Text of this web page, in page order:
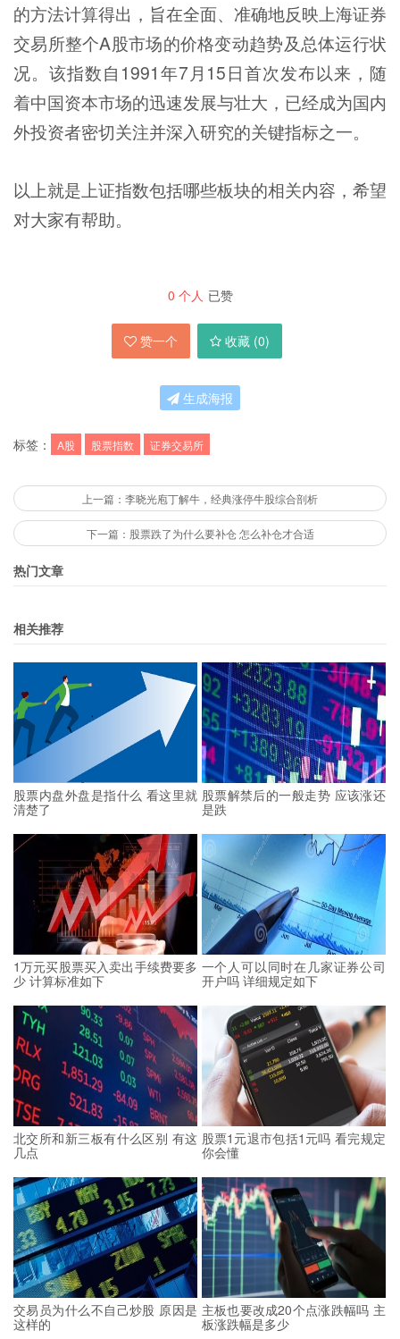
的方法计算得出，旨在全面、准确地反映上海证券
交易所整个A股市场的价格变动趋势及总体运行状
况。该指数自1991年7月15日首次发布以来，随
着中国资本市场的迅速发展与壮大，已经成为国内
外投资者密切关注并深入研究的关键指标之一。
以上就是上证指数包括哪些板块的相关内容，希望
对大家有帮助。
0 个人 已赞
赞一个 收藏 (0)
生成海报
标签： A股 股票指数 证券交易所
上一篇：李晓光庖丁解牛，经典涨停牛股综合剖析
下一篇：股票跌了为什么要补仓 怎么补仓才合适
热门文章
相关推荐
股票内盘外盘是指什么 看这里就
清楚了
股票解禁后的一般走势 应该涨还
是跌
1万元买股票买入卖出手续费要多
少 计算标准如下
一个人可以同时在几家证券公司
开户吗 详细规定如下
北交所和新三板有什么区别 有这
几点
股票1元退市包括1元吗 看完规定
你会懂
交易员为什么不自己炒股 原因是
这样的
主板也要改成20个点涨跌幅吗 主
板涨跌幅是多少